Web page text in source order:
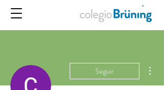
Seguir